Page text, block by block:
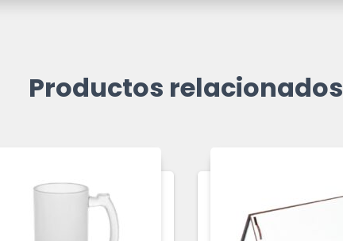
Productos relacionados